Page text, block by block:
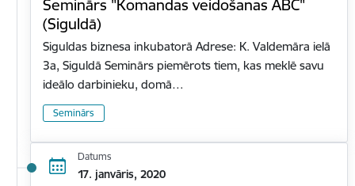
Seminārs "Komandas veidošanas ABC"
(Siguldā)
Siguldas biznesa inkubatorā Adrese: K. Valdemāra ielā
3a, Siguldā Seminārs piemērots tiem, kas meklē savu
ideālo darbinieku, domā…
Seminārs
Datums
17. janvāris, 2020